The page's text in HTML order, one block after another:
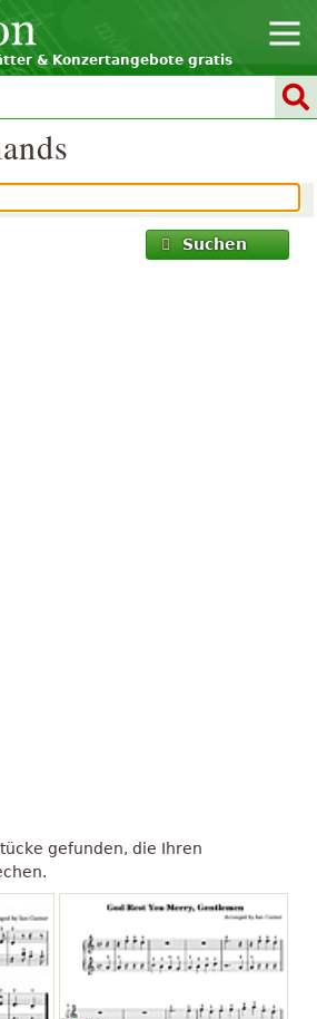
& Konzertangebote gratis
Suchen
gefunden, die Ihren